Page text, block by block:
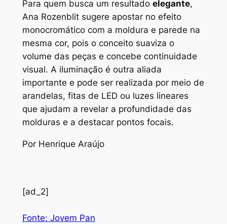
Para quem busca um resultado elegante,
Ana Rozenblit sugere apostar no efeito
monocromático com a moldura e parede na
mesma cor, pois o conceito suaviza o
volume das peças e concebe continuidade
visual. A iluminação é outra aliada
importante e pode ser realizada por meio de
arandelas, fitas de LED ou luzes lineares
que ajudam a revelar a profundidade das
molduras e a destacar pontos focais.
Por Henrique Araújo
[ad_2]
Fonte: Jovem Pan